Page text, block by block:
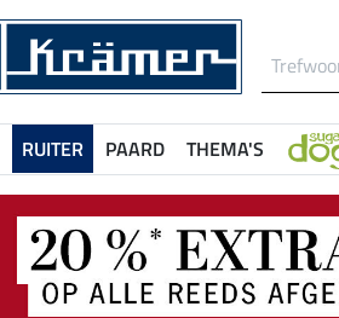
RUITER PAARD THEMA'S